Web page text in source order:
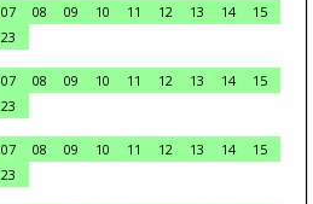
07 08 09 10 11 12 13 14
15
23
07 08 09 10 11 12 13 14
15
23
07 08 09 10 11 12 13 14
15
23